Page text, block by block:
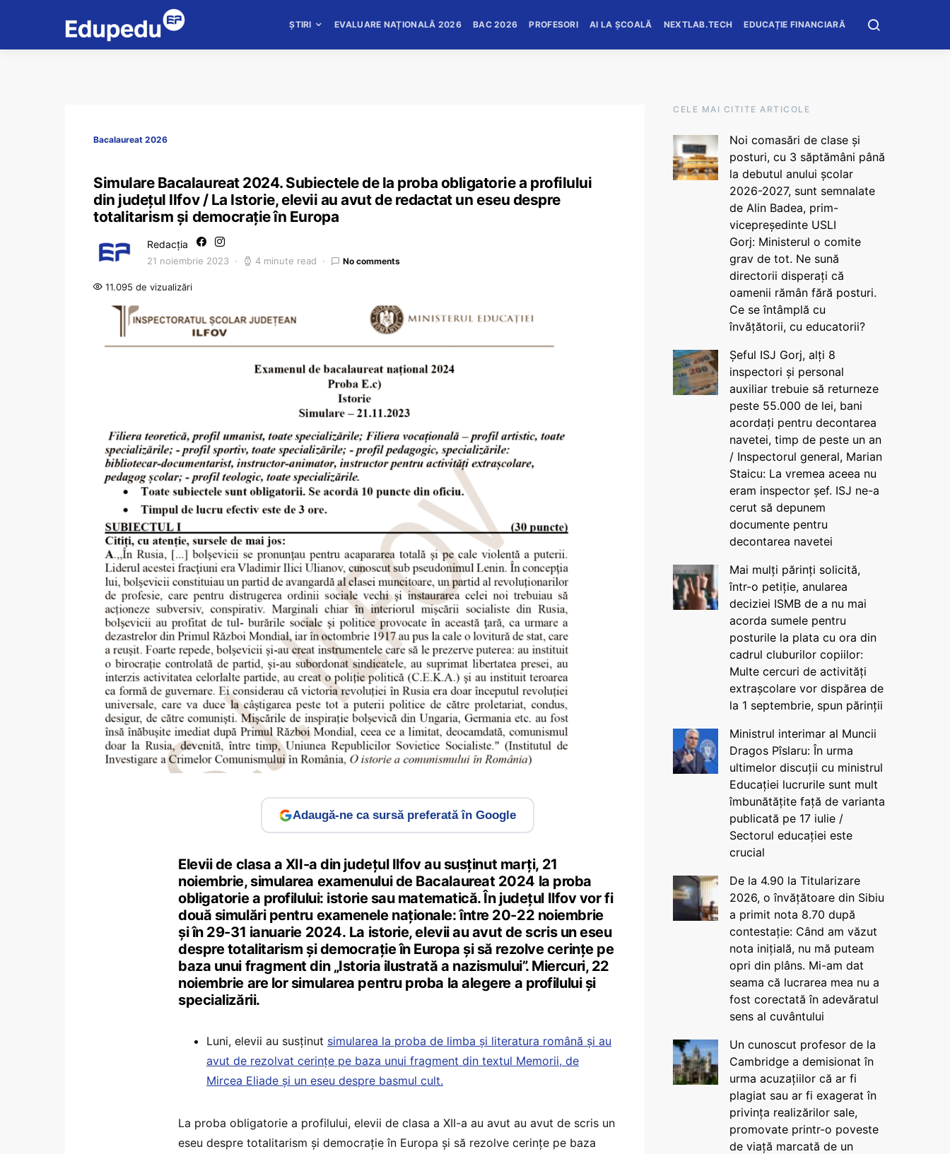
ȘTIRI EVALUARE NAȚIONALĂ 2026 BAC 2026 PROFESORI AI LA ȘCOALĂ NEXTLAB.TECH EDUCAȚIE FINANCIARĂ
Bacalaureat 2026
Simulare Bacalaureat 2024. Subiectele de la proba obligatorie a profilului
din județul Ilfov / La Istorie, elevii au avut de redactat un eseu despre
totalitarism şi democraţie în Europa
Redacția
21 noiembrie 2023 4 minute read No comments
11.095 de vizualizări
Adaugă-ne ca sursă preferată în Google
Elevii de clasa a XII-a din județul Ilfov au susținut marți, 21
noiembrie, simularea examenului de Bacalaureat 2024 la proba
obligatorie a profilului: istorie sau matematică. În județul Ilfov vor fi
două simulări pentru examenele naționale: între 20-22 noiembrie
și în 29-31 ianuarie 2024. La istorie, elevii au avut de scris un eseu
despre totalitarism şi democraţie în Europa și să rezolve cerințe pe
baza unui fragment din „Istoria ilustrată a nazismului”. Miercuri, 22
noiembrie are lor simularea pentru proba la alegere a profilului și
specializării.
Luni, elevii au susținut simularea la proba de limba și literatura română și au
avut de rezolvat cerințe pe baza unui fragment din textul Memorii, de
Mircea Eliade și un eseu despre basmul cult.
La proba obligatorie a profilului, elevii de clasa a XII-a au avut au avut de scris un
eseu despre totalitarism şi democraţie în Europa și să rezolve cerințe pe baza
CELE MAI CITITE ARTICOLE
Noi comasări de clase și
posturi, cu 3 săptămâni până
la debutul anului școlar
2026-2027, sunt semnalate
de Alin Badea, prim-
vicepreședinte USLI
Gorj: Ministerul o comite
grav de tot. Ne sună
directorii disperați că
oamenii rămân fără posturi.
Ce se întâmplă cu
învățătorii, cu educatorii?
Șeful ISJ Gorj, alți 8
inspectori și personal
auxiliar trebuie să returneze
peste 55.000 de lei, bani
acordați pentru decontarea
navetei, timp de peste un an
/ Inspectorul general, Marian
Staicu: La vremea aceea nu
eram inspector șef. ISJ ne-a
cerut să depunem
documente pentru
decontarea navetei
Mai mulți părinți solicită,
într-o petiție, anularea
deciziei ISMB de a nu mai
acorda sumele pentru
posturile la plata cu ora din
cadrul cluburilor copiilor:
Multe cercuri de activități
extrașcolare vor dispărea de
la 1 septembrie, spun părinții
Ministrul interimar al Muncii
Dragos Pîslaru: În urma
ultimelor discuții cu ministrul
Educației lucrurile sunt mult
îmbunătățite față de varianta
publicată pe 17 iulie /
Sectorul educației este
crucial
De la 4.90 la Titularizare
2026, o învățătoare din Sibiu
a primit nota 8.70 după
contestație: Când am văzut
nota inițială, nu mă puteam
opri din plâns. Mi-am dat
seama că lucrarea mea nu a
fost corectată în adevăratul
sens al cuvântului
Un cunoscut profesor de la
Cambridge a demisionat în
urma acuzațiilor că ar fi
plagiat sau ar fi exagerat în
privința realizărilor sale,
promovate printr-o poveste
de viață marcată de un